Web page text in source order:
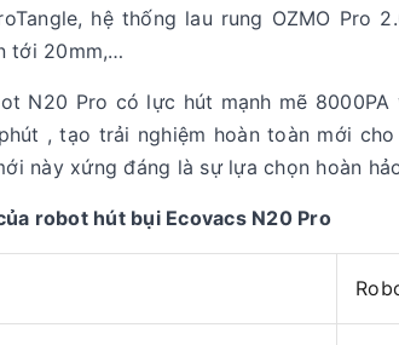
hệ thống lau rung OZMO Pro
tới 20mm,…
N20 Pro có lực hút mạnh mẽ
, tạo trải nghiệm hoàn toàn mới
này xứng đáng là sự lựa chọn hoàn
robot hút bụi Ecovacs N20 Pro